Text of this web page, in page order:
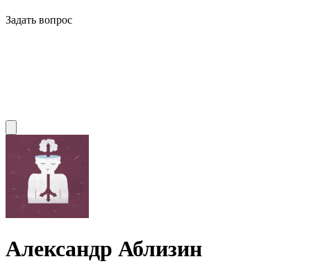
Задать вопрос
Александр Аблизин